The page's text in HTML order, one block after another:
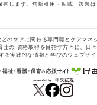
します。無断引用・転載・複製は
のケアに関わる専門職とケアマネ
士の
資格取得を目指す方々に、日
る実践的な情報と学びのウェブサイ